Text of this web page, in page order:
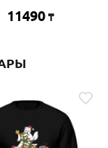
11490 ₸